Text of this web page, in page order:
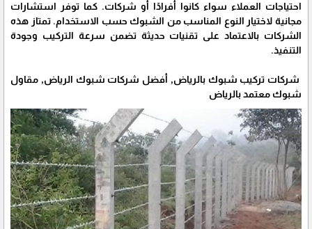
احتياجات العملاء سواء كانوا أفرادًا أو شركات. كما توفر استشارات
مجانية لاختيار النوع المناسب من الشبوك حسب الاستخدام. تمتاز هذه
الشركات بالاعتماد على تقنيات حديثة تضمن سرعة التركيب وجودة
التنفيذ.
شركات تركيب شبوك بالرياض, أفضل شركات شبوك الرياض, مقاول
شبوك معتمد بالرياض